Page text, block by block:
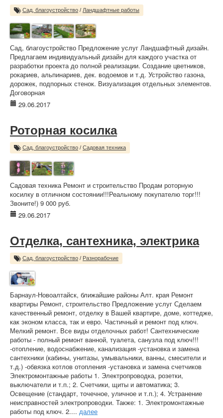
Сад, благоустройство / Ландшафтные работы
Сад, благоустройство Предложение услуг Ландшафтный дизайн.
Предлагаем индивидуальный дизайн для каждого участка от
разработки проекта до полной реализации. Создание цветников,
рокариев, альпинариев, дек. водоемов и т.д. Устройство газона,
дорожек, подпорных стенок. Визуализация отдельных элементов.
Договорная
29.06.2017
Роторная косилка
Сад, благоустройство / Садовая техника
Садовая техника Ремонт и строительство Продам роторную
косилку в отличном состоянии!!!Реальному покупателю торг!!!
Звоните!) 9 000 руб.
29.06.2017
Отделка, сантехника, электрика
Сад, благоустройство / Разнорабочие
Барнаул-Новоалтайск, ближайшие районы Алт. края Ремонт
квартиры Ремонт, строительство Предложение услуг Сделаем
качественный ремонт, отделку в Вашей квартире, доме, коттедже,
как эконом класса, так и евро. Частичный и ремонт под ключ.
Мелкий ремонт. Все виды отделочных работ! Сантехнические
работы - полный ремонт ванной, туалета, санузла под ключ!!!
-отопление, водоснабжение, канализация -установка и замена
сантехники (кабины, унитазы, умывальники, ванны, смесители и
т.д.) -обвязка котлов отопления -установка и замена счетчиков
Электромонтажные работы 1. Электропроводка, розетки,
выключатели и т.п.; 2. Счетчики, щиты и автоматика; 3.
Освещение (стандарт, точечное, уличное и т.п.); 4. Устранение
неисправностей электропроводки. Также: 1. Электромонтажные
работы под ключ. 2.... далее